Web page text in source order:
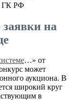
ГК РФ
заявки на
…» от
может
аукциона. В
широкий круг
в